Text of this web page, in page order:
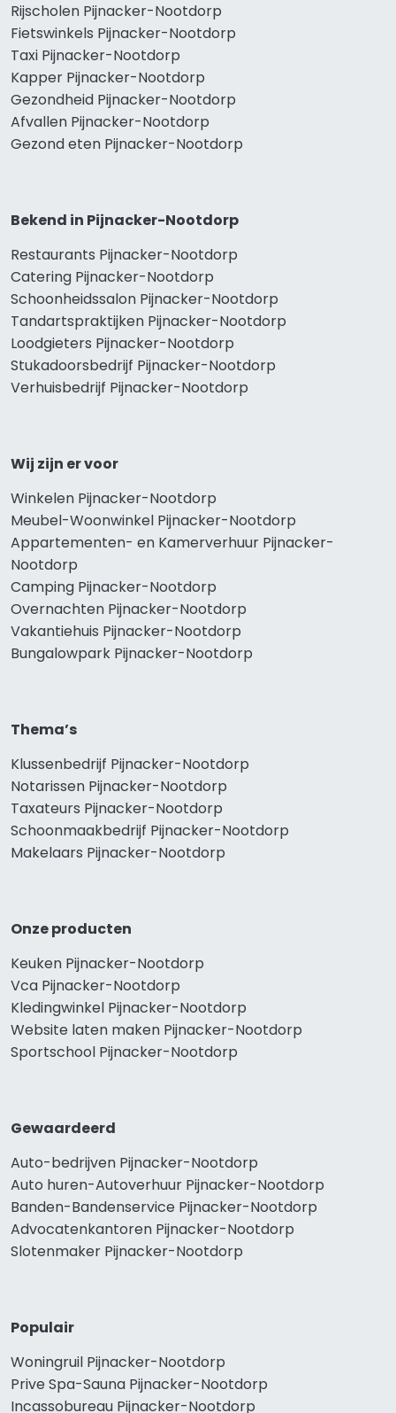
Rijscholen Pijnacker-Nootdorp
Fietswinkels Pijnacker-Nootdorp
Taxi Pijnacker-Nootdorp
Kapper Pijnacker-Nootdorp
Gezondheid Pijnacker-Nootdorp
Afvallen Pijnacker-Nootdorp
Gezond eten Pijnacker-Nootdorp
Bekend in Pijnacker-Nootdorp
Restaurants Pijnacker-Nootdorp
Catering Pijnacker-Nootdorp
Schoonheidssalon Pijnacker-Nootdorp
Tandartspraktijken Pijnacker-Nootdorp
Loodgieters Pijnacker-Nootdorp
Stukadoorsbedrijf Pijnacker-Nootdorp
Verhuisbedrijf Pijnacker-Nootdorp
Wij zijn er voor
Winkelen Pijnacker-Nootdorp
Meubel-Woonwinkel Pijnacker-Nootdorp
Appartementen- en Kamerverhuur Pijnacker-
Nootdorp
Camping Pijnacker-Nootdorp
Overnachten Pijnacker-Nootdorp
Vakantiehuis Pijnacker-Nootdorp
Bungalowpark Pijnacker-Nootdorp
Thema’s
Klussenbedrijf Pijnacker-Nootdorp
Notarissen Pijnacker-Nootdorp
Taxateurs Pijnacker-Nootdorp
Schoonmaakbedrijf Pijnacker-Nootdorp
Makelaars Pijnacker-Nootdorp
Onze producten
Keuken Pijnacker-Nootdorp
Vca Pijnacker-Nootdorp
Kledingwinkel Pijnacker-Nootdorp
Website laten maken Pijnacker-Nootdorp
Sportschool Pijnacker-Nootdorp
Gewaardeerd
Auto-bedrijven Pijnacker-Nootdorp
Auto huren-Autoverhuur Pijnacker-Nootdorp
Banden-Bandenservice Pijnacker-Nootdorp
Advocatenkantoren Pijnacker-Nootdorp
Slotenmaker Pijnacker-Nootdorp
Populair
Woningruil Pijnacker-Nootdorp
Prive Spa-Sauna Pijnacker-Nootdorp
Incassobureau Pijnacker-Nootdorp